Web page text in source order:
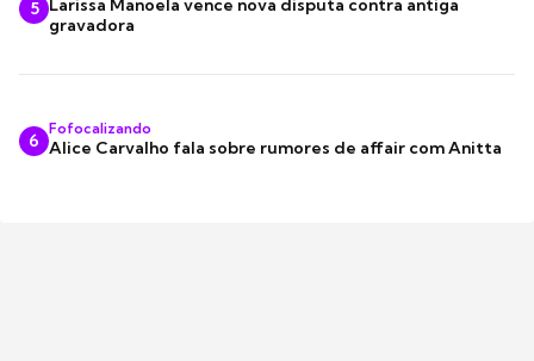
5 Larissa Manoela vence nova disputa contra antiga
gravadora
6
Fofocalizando
Alice Carvalho fala sobre rumores de affair com Anitta